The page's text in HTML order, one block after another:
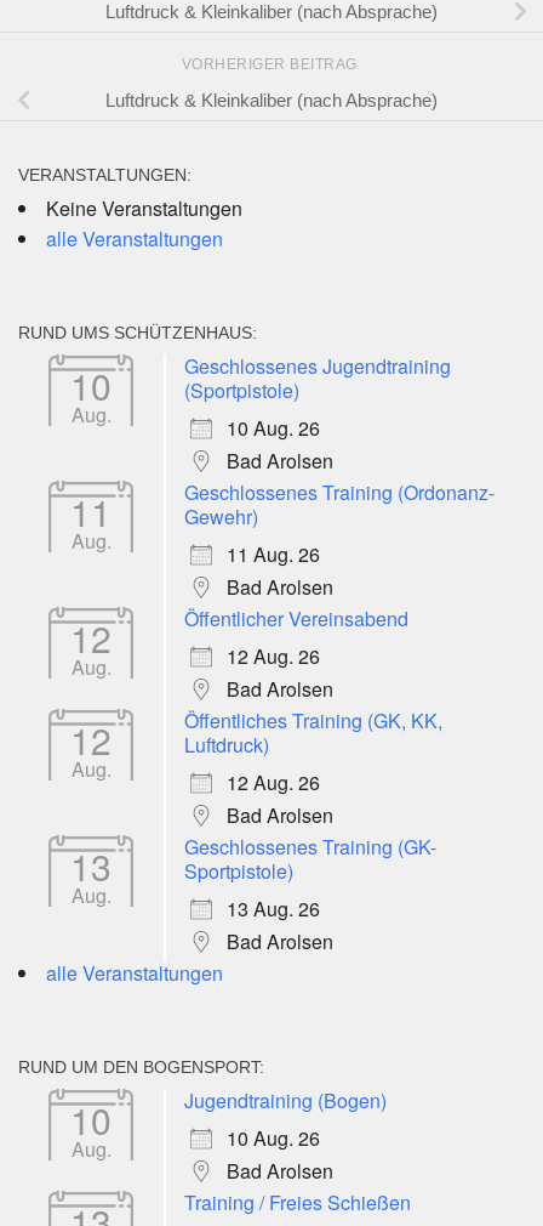
Luftdruck & Kleinkaliber (nach Absprache)
VORHERIGER BEITRAG
Luftdruck & Kleinkaliber (nach Absprache)
VERANSTALTUNGEN:
Keine Veranstaltungen
alle Veranstaltungen
RUND UMS SCHÜTZENHAUS:
10
Aug.
Geschlossenes Jugendtraining
(Sportpistole)
10 Aug. 26
Bad Arolsen
11
Aug.
Geschlossenes Training (Ordonanz-
Gewehr)
11 Aug. 26
Bad Arolsen
12
Aug.
Öffentlicher Vereinsabend
12 Aug. 26
Bad Arolsen
12
Aug.
Öffentliches Training (GK, KK,
Luftdruck)
12 Aug. 26
Bad Arolsen
13
Aug.
Geschlossenes Training (GK-
Sportpistole)
13 Aug. 26
Bad Arolsen
alle Veranstaltungen
RUND UM DEN BOGENSPORT:
10
Aug.
Jugendtraining (Bogen)
10 Aug. 26
Bad Arolsen
Training / Freies Schießen